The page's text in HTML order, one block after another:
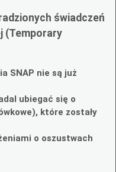
świadczeń
(Temporary
SNAP nie są już
ubiegać się o
które zostały
o oszustwach